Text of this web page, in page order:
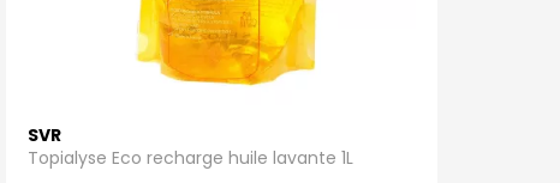
SVR
Topialyse Eco recharge huile lavante 1L